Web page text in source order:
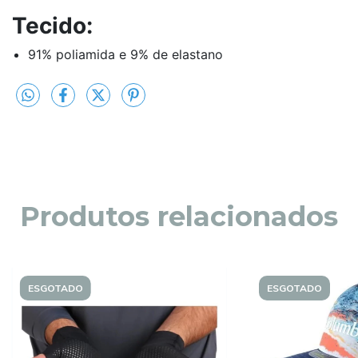
Tecido:
91% poliamida e 9% de elastano
Produtos relacionados
ESGOTADO ESGOTADO